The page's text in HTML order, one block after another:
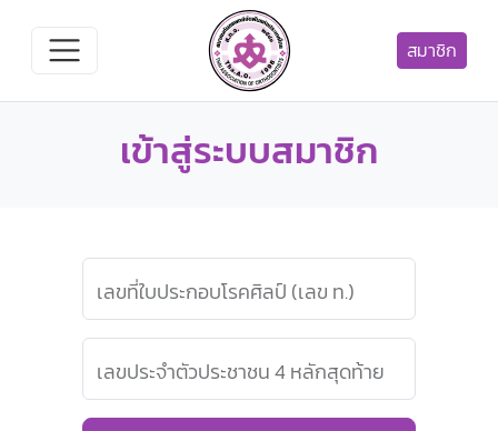
สมาชิก
เข้าสู่ระบบสมาชิก
เลขที่ใบประกอบโรคศิลป์ (เลข ท.)
เลขประจำตัวประชาชน 4 หลักสุดท้าย